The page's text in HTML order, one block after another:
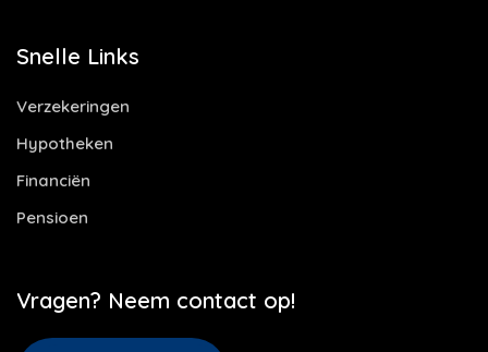
Snelle Links
Verzekeringen
Hypotheken
Financiën
Pensioen
Vragen? Neem contact op!